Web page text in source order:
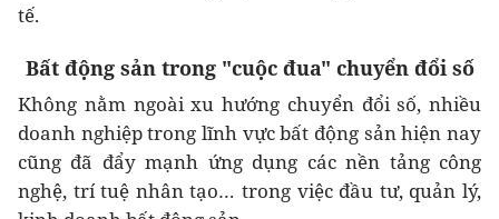
tế.
Bất động sản trong "cuộc đua" chuyển đổi số
Không nằm ngoài xu hướng chuyển đổi số, nhiều
doanh nghiệp trong lĩnh vực bất động sản hiện nay
cũng đã đẩy mạnh ứng dụng các nền tảng công
nghệ, trí tuệ nhân tạo… trong việc đầu tư, quản lý,